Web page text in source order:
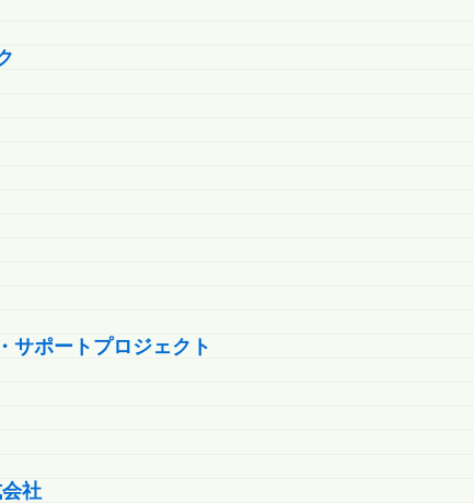
サポートプロジェクト
社